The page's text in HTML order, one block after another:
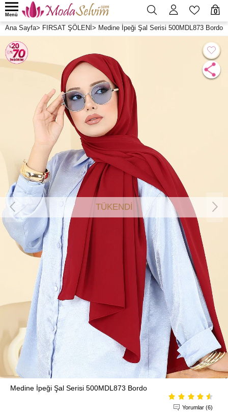
0
Menü
Ana Sayfa> FIRSAT ŞÖLENİ > Medine İpeği Şal Serisi 500MDL873 Bordo
TÜKENDİ
Medine İpeği Şal Serisi 500MDL873 Bordo
Yorumlar (6)